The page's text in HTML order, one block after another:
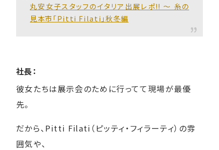
丸安女子スタッフのイタリア出展レポ!! ～ 糸の
見本市「Pitti Filati」秋冬編
社長：
彼女たちは展示会のために行ってて現場が最優
先。
だから、Pitti Filati（ピッティ・フィラーティ）の雰
囲気や、